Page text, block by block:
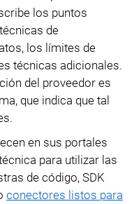
los puntos
de
los límites de
técnicas adicionales.
del proveedor es
que indica que tal
en sus portales
para utilizar las
de código, SDK
conectores listos para